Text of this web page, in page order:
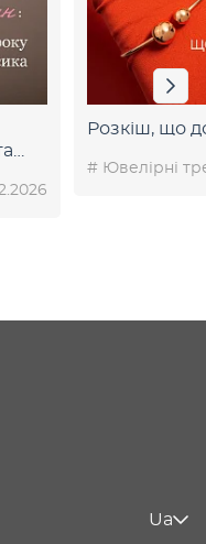
Розкіш, що
# Ювелірні
Ua